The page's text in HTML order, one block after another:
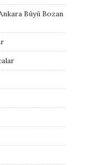
Büyü Bozan